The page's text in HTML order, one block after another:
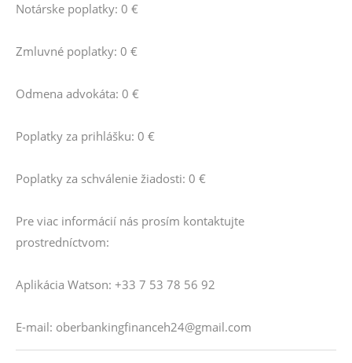
Notárske poplatky: 0 €
Zmluvné poplatky: 0 €
Odmena advokáta: 0 €
Poplatky za prihlášku: 0 €
Poplatky za schválenie žiadosti: 0 €
Pre viac informácií nás prosím kontaktujte
prostredníctvom:
Aplikácia Watson: +33 7 53 78 56 92
E-mail: oberbankingfinanceh24@gmail.com